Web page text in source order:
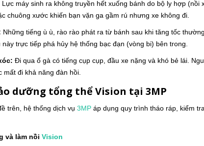
Lực máy sinh ra không truyền hết xuống bánh do bộ ly hợp (nồi
chuông xước khiến bạn vặn ga gầm rú nhưng xe không đi.
Những tiếng ù ù, rào rào phát ra từ bánh sau khi tăng tốc
trực tiếp phá hủy hệ thống bạc đạn (vòng bi) bên trong.
Đi qua ổ gà có tiếng cụp cụp, đầu xe nặng và khó bẻ lái.
đi khả năng đàn hồi.
dưỡng tổng thể Vision tại 3MP
trên, hệ thống dịch vụ 3MP áp dụng quy trình tháo ráp, kiểm
và làm nồi Vision